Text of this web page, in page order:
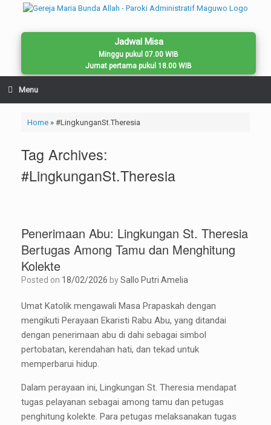
Jadwal Misa
Minggu pukul 07.00 WIB
Jumat pertama pukul 18.00 WIB
Menu
Home» #LingkunganSt.Theresia
Tag Archives:
#LingkunganSt.Theresia
Penerimaan Abu: Lingkungan St. Theresia
Bertugas Among Tamu dan Menghitung
Kolekte
Posted on 18/02/2026 bySallo Putri Amelia
Umat Katolik mengawali Masa Prapaskah dengan
mengikuti Perayaan Ekaristi Rabu Abu, yang ditandai
dengan penerimaan abu di dahi sebagai simbol
pertobatan, kerendahan hati, dan tekad untuk
memperbarui hidup.
Dalam perayaan ini, Lingkungan St. Theresia mendapat
tugas pelayanan sebagai among tamu dan petugas
penghitung kolekte. Para petugas melaksanakan tugas